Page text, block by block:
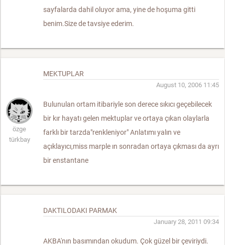
sayfalarda dahil oluyor ama, yine de hoşuma gitti
benim.Size de tavsiye ederim.
özge
türkbay
MEKTUPLAR
August 10, 2006 11:45
Bulunulan ortam itibariyle son derece sıkıcı geçebilecek
bir kır hayatı gelen mektuplar ve ortaya çıkan olaylarla
farklı bir tarzda"renkleniyor" Anlatımı yalın ve
açıklayıcı,miss marple ın sonradan ortaya çıkması da ayrı
bir enstantane
DAKTILODAKI PARMAK
January 28, 2011 09:34
AKBA'nın basımından okudum. Çok güzel bir çeviriydi.